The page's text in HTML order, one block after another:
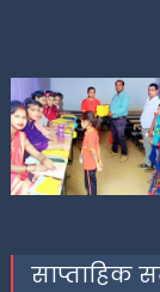
साप्ताहिक